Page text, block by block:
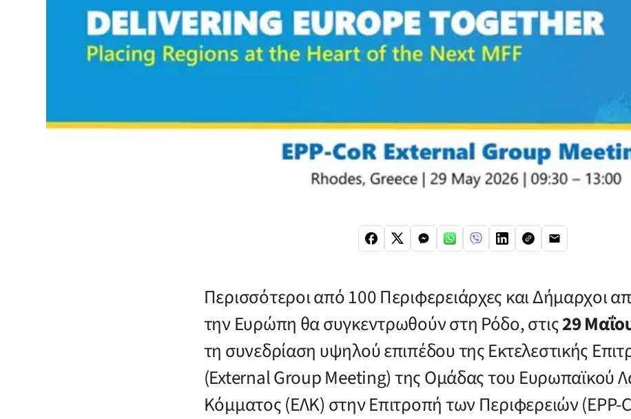
Περισσότεροι από 100 Περιφερειάρχες και Δήμαρχοι
την Ευρώπη θα συγκεντρωθούν στη Ρόδο, στις29
τη συνεδρίαση υψηλού επιπέδου της Εκτελεστικής
(External Group Meeting) της Ομάδας του Ευρωπαϊκού
Κόμματος (ΕΛΚ) στην Επιτροπή των Περιφερειών (EPP-